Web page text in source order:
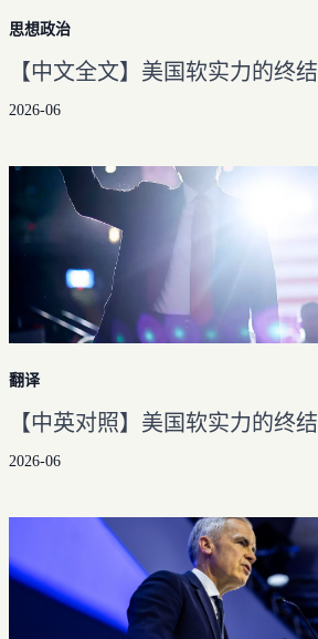
神奇动物
马克思主义文库
工具箱
文章分类
文章标签
思想政治
【中文全文】美国软实力的终结
2026-06
翻译
【中英对照】美国软实力的终结
2026-06